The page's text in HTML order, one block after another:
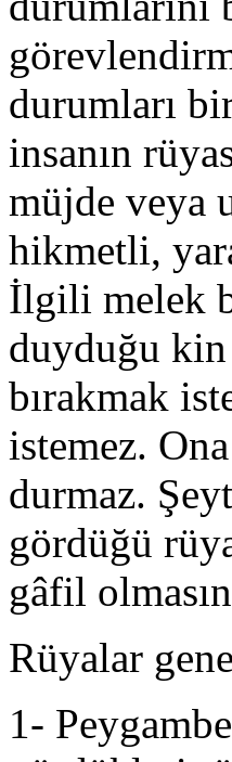
durumları
insanın
müjde veya
hikmetli,
İlgili melek
duyduğu kin
bırakmak
istemez.
durmaz.
gördüğü
gâfil
Rüyalar
1-